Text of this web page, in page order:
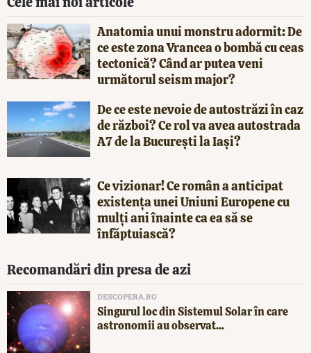
Anatomia unui monstru adormit: De
ce este zona Vrancea o bombă cu ceas
tectonică? Când ar putea veni
următorul seism major?
De ce este nevoie de autostrăzi în caz
de război? Ce rol va avea autostrada
A7 de la București la Iași?
Ce vizionar! Ce român a anticipat
existența unei Uniuni Europene cu
mulți ani înainte ca ea să se
înfăptuiască?
Recomandări din presa de azi
DESCOPERA.RO
Singurul loc din Sistemul Solar în care
astronomii au observat...